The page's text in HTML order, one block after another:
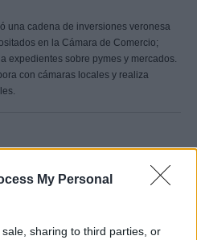
My Personal
sharing to third parties, or
una cadena de inversiones veronesa
en la Cámara de Comercio;
expedientes sobre pymes y mercados.
con cámaras locales y realiza